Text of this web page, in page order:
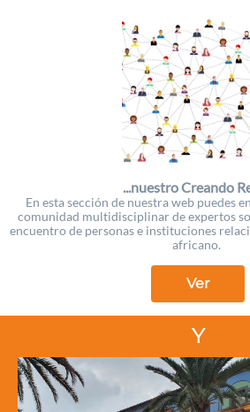
...nuestro Creando
En esta sección de nuestra web puedes
comunidad multidisciplinar de expertos
encuentro de personas e instituciones
africano.
Ver
Y